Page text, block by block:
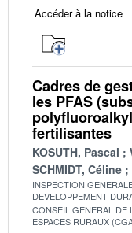
Accéder à la notice
Cadres de
les PFAS
fertilisantes
KOSUTH, Pascal
SCHMIDT, Céline
INSPECTION
DEVELOPPEMENT
CONSEIL GENERAL DE
ESPACES RURAUX